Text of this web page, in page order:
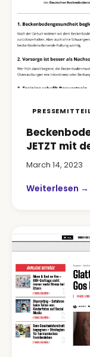
JETZT mit
March 14, 2023
Weiterlesen →